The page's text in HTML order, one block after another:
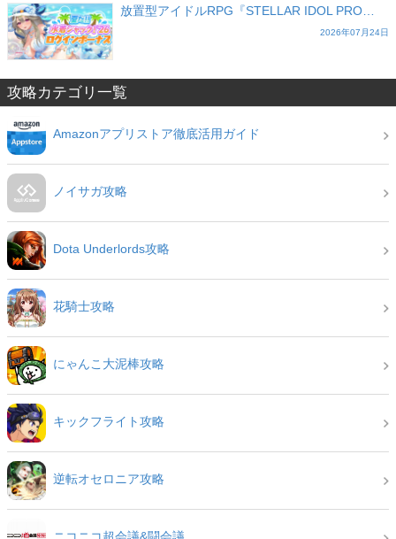
放置型アイドルRPG『STELLAR IDOL PRO…
2026年07月24日
攻略カテゴリ一覧
Amazonアプリストア徹底活用ガイド
ノイサガ攻略
Dota Underlords攻略
花騎士攻略
にゃんこ大泥棒攻略
キックフライト攻略
逆転オセロニア攻略